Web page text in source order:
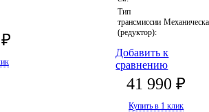
Тип
трансмиссии
(редуктор):
Добавить к
сравнению
41 990 ₽
Купить в 1 клик